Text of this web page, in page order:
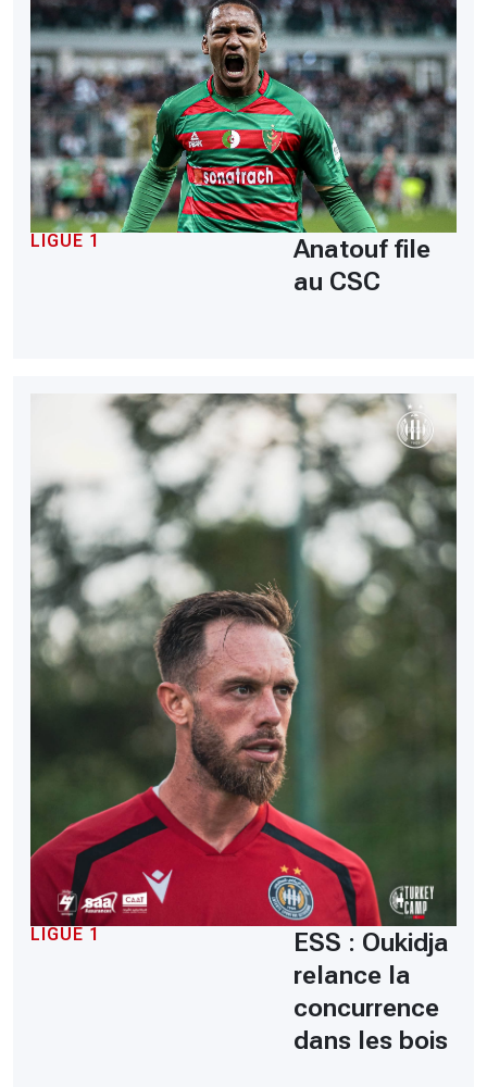
LIGUE 1
Anatouf file
au CSC
LIGUE 1
ESS : Oukidja
relance la
concurrence
dans les bois